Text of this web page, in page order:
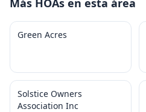
Más HOAs en esta área
Green Acres
Solstice Owners
Association Inc